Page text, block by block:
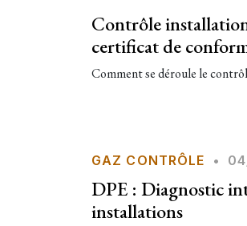
Contrôle
certificat de
Comment se déroule le
GAZ CONTRÔLE •
DPE : Diagnostic
installations